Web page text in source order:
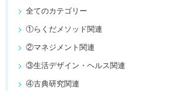
全てのカテゴリー
①らくだメソッド関連
②マネジメント関連
③生活デザイン・ヘルス関連
④古典研究関連